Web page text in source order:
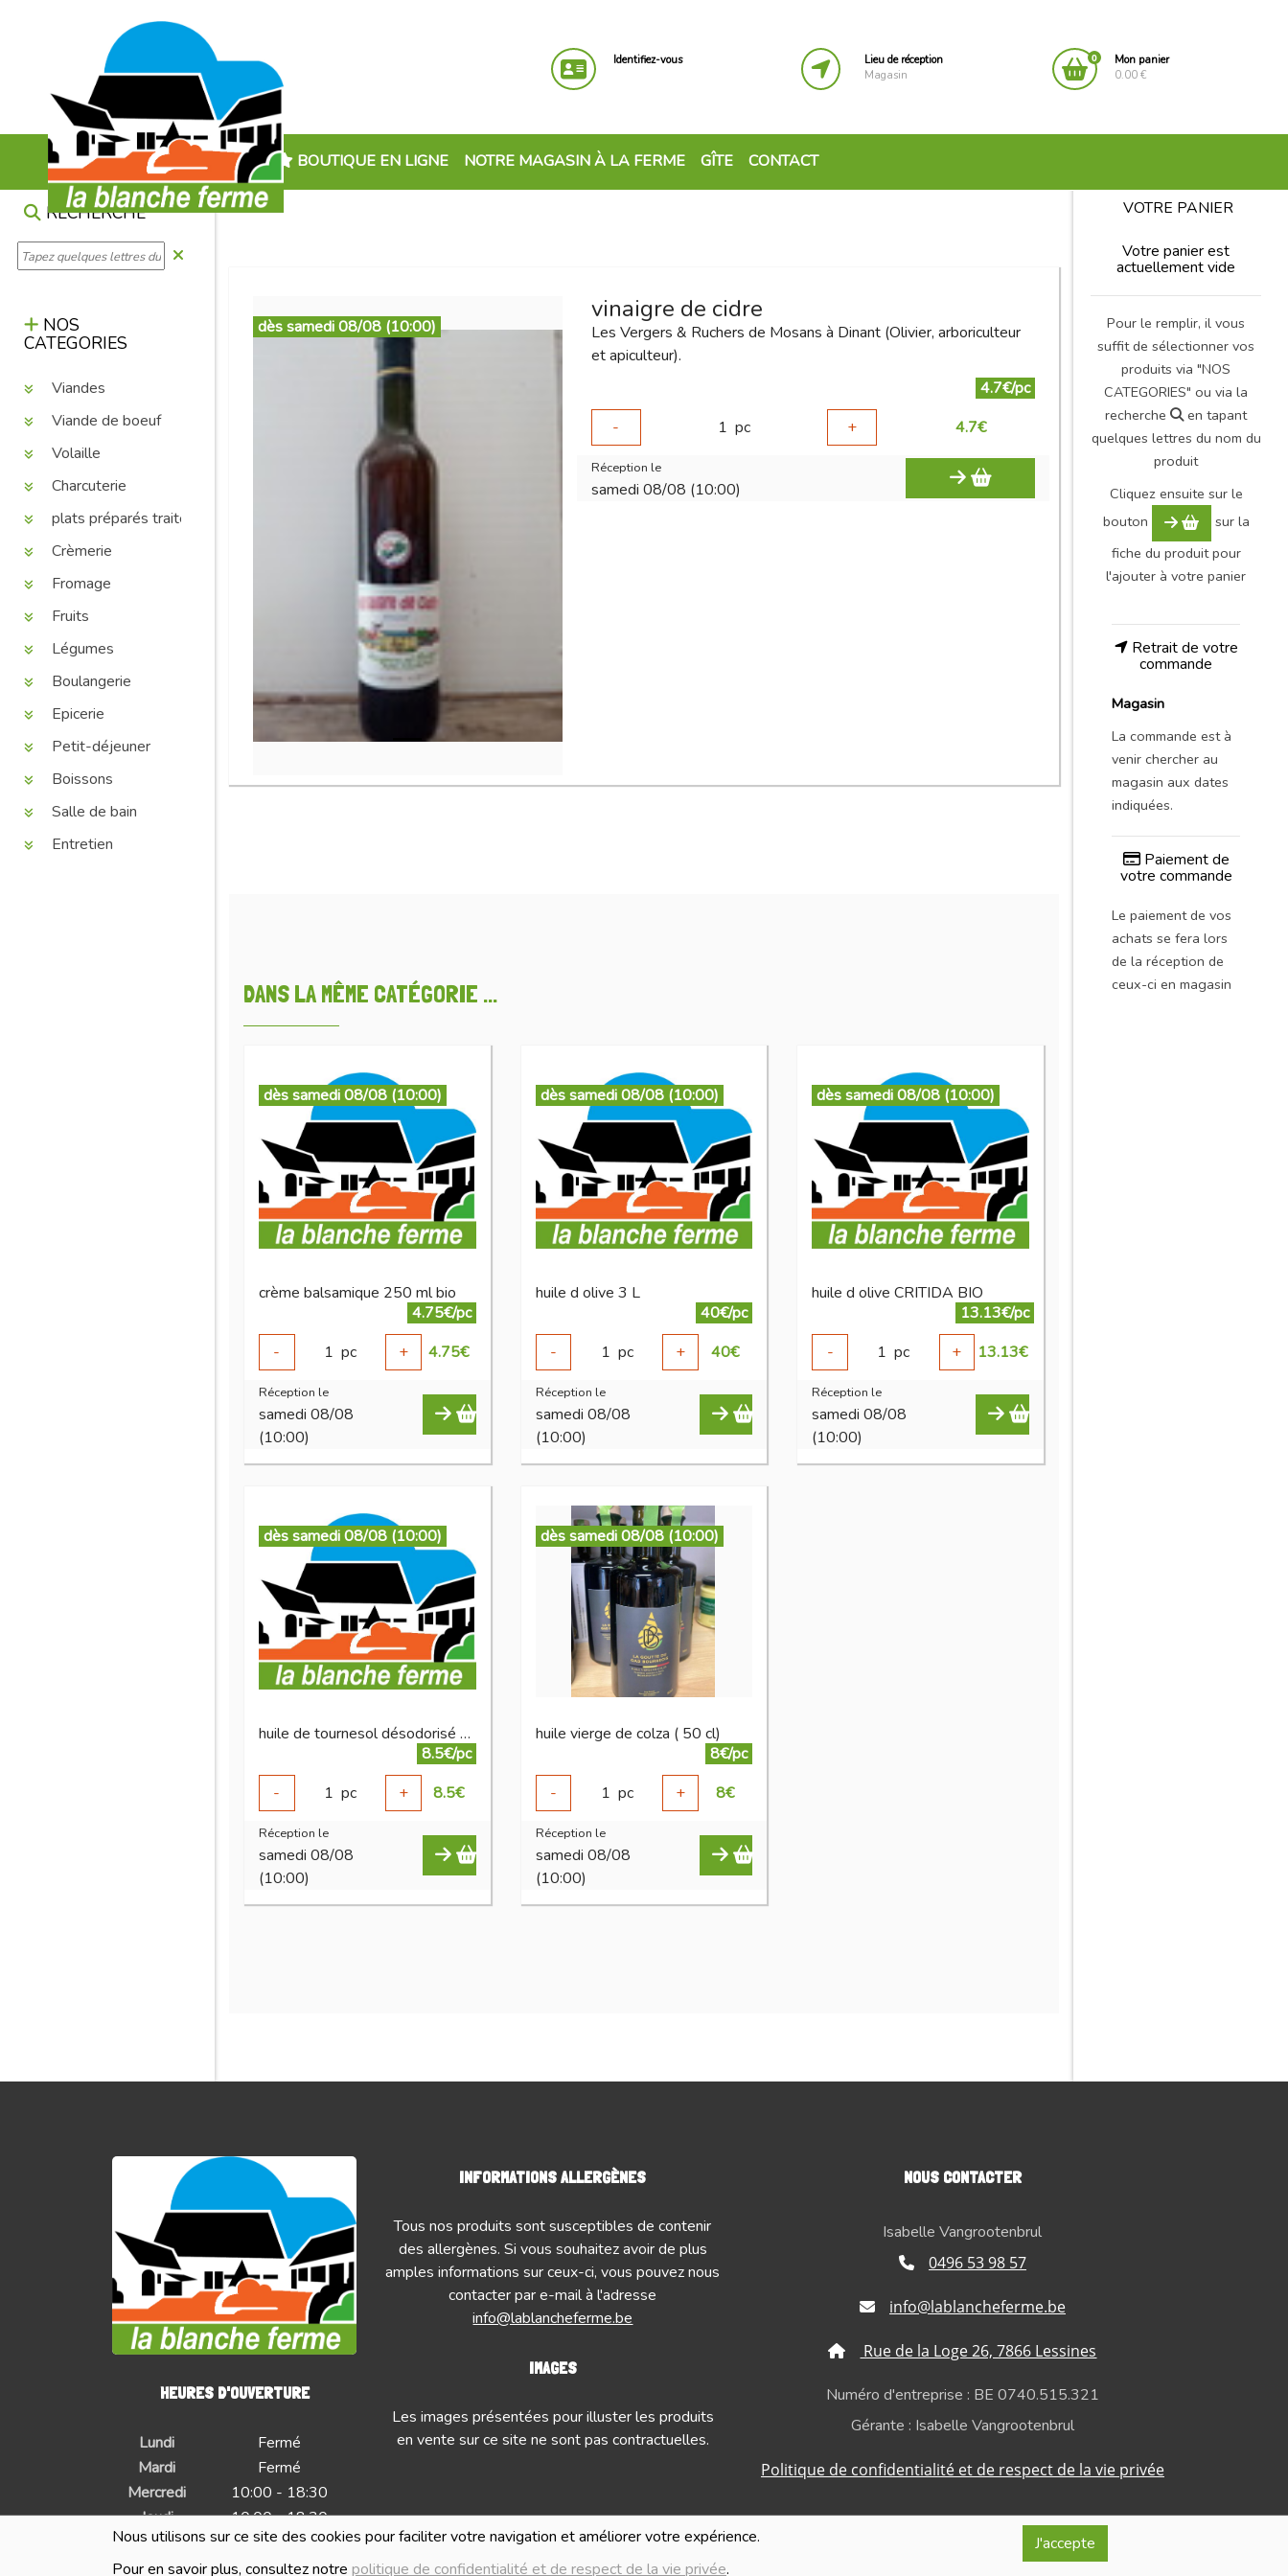
Nous utilisons sur ce site des cookies pour faciliter votre navigation et améliorer votre expérience.
Pour en savoir plus, consultez notre politique de confidentialité et de respect de la vie privée.
J'accepte
Identifiez-vous
Lieu de réception
Magasin
0
Mon panier
0.00 €
BOUTIQUE EN LIGNE NOTRE MAGASIN À LA FERME GÎTE CONTACT
RECHERCHE
NOS
CATEGORIES
Viandes
Viande de boeuf
Volaille
Charcuterie
plats préparés traiteur
Crèmerie
Fromage
Fruits
Légumes
Boulangerie
Epicerie
Petit-déjeuner
Boissons
Salle de bain
Entretien
dès samedi 08/08 (10:00)
vinaigre de cidre
Les Vergers & Ruchers de Mosans à Dinant (Olivier, arboriculteur
et apiculteur).
4.7€/pc
-
1 pc + 4.7€
Réception le
samedi 08/08 (10:00)
DANS LA MÊME CATÉGORIE ...
dès samedi 08/08 (10:00)
crème balsamique 250 ml bio
4.75€/pc
-
1 pc + 4.75€
Réception le
samedi 08/08
(10:00)
dès samedi 08/08 (10:00)
huile d olive 3 L
40€/pc
-
1 pc + 40€
Réception le
samedi 08/08
(10:00)
dès samedi 08/08 (10:00)
huile d olive CRITIDA BIO
13.13€/pc
-
1 pc + 13.13€
Réception le
samedi 08/08
(10:00)
dès samedi 08/08 (10:00)
huile de tournesol désodorisé BIO 750 ml
8.5€/pc
-
1 pc + 8.5€
Réception le
samedi 08/08
(10:00)
dès samedi 08/08 (10:00)
huile vierge de colza ( 50 cl)
8€/pc
-
1 pc + 8€
Réception le
samedi 08/08
(10:00)
VOTRE PANIER
Votre panier est
actuellement vide
Pour le remplir, il vous
suffit de sélectionner vos
produits via "NOS
CATEGORIES" ou via la
recherche
en tapant
quelques lettres du nom du
produit
Cliquez ensuite sur le
bouton
sur la
fiche du produit pour
l'ajouter à votre panier
Retrait de votre
commande
Magasin
La commande est à
venir chercher au
magasin aux dates
indiquées.
Paiement de
votre commande
Le paiement de vos
achats se fera lors
de la réception de
ceux-ci en magasin
HEURES D'OUVERTURE
Lundi
Fermé
Mardi
Fermé
Mercredi
10:00 - 18:30
Jeudi
10:00 - 18:30
Vendredi
10:00 - 18:30
Samedi
10:00 - 18:30
INFORMATIONS ALLERGÈNES
Tous nos produits sont susceptibles de contenir
des allergènes. Si vous souhaitez avoir de plus
amples informations sur ceux-ci, vous pouvez nous
contacter par e-mail à l'adresse
info@lablancheferme.be
IMAGES
Les images présentées pour illuster les produits
en vente sur ce site ne sont pas contractuelles.
NOUS CONTACTER
Isabelle Vangrootenbrul
0496 53 98 57
info@lablancheferme.be
Rue de la Loge 26, 7866 Lessines
Numéro d'entreprise : BE 0740.515.321
Gérante : Isabelle Vangrootenbrul
Politique de confidentialité et de respect de la vie privée